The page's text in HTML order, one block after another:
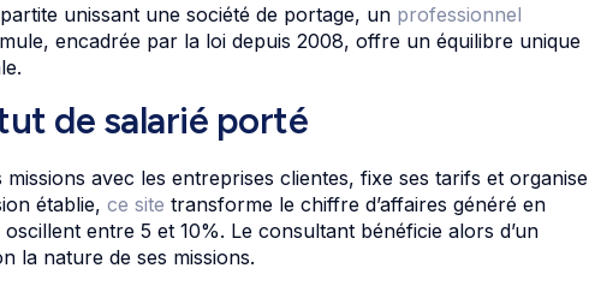
unissant une société de portage, un professionnel
encadrée par la loi depuis 2008, offre un équilibre unique
de salarié porté
avec les entreprises clientes, fixe ses tarifs et organise
établie, ce site transforme le chiffre d’affaires généré en
entre 5 et 10%. Le consultant bénéficie alors d’un
la nature de ses missions.